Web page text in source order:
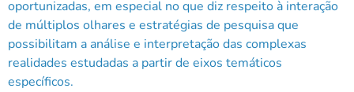
oportunizadas, em especial no que diz respeito à interação
de múltiplos olhares e estratégias de pesquisa que
possibilitam a análise e interpretação das complexas
realidades estudadas a partir de eixos temáticos
específicos.